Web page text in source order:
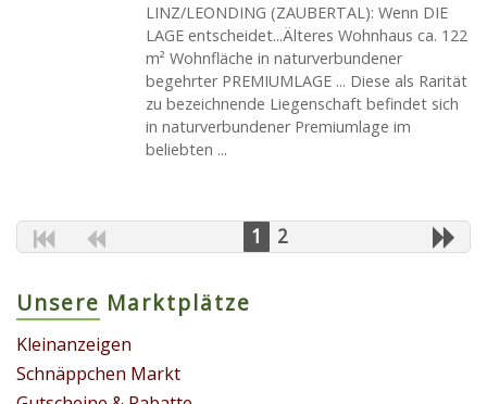
LINZ/LEONDING (ZAUBERTAL): Wenn DIE
LAGE entscheidet...Älteres Wohnhaus ca. 122
m² Wohnfläche in naturverbundener
begehrter PREMIUMLAGE ... Diese als Rarität
zu bezeichnende Liegenschaft befindet sich
in naturverbundener Premiumlage im
beliebten ...
1 2
Unsere Marktplätze
Kleinanzeigen
Schnäppchen Markt